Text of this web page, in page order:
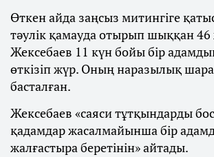
Өткен айда заңсыз митингіге
тәулік қамауда отырып шыққан 46
Жексебаев 11 күн бойы бір
өткізіп жүр. Оның наразылық
басталған.
Жексебаев «саяси тұтқындарды
қадамдар жасалмайынша бір
жалғастыра беретінін» айтады.